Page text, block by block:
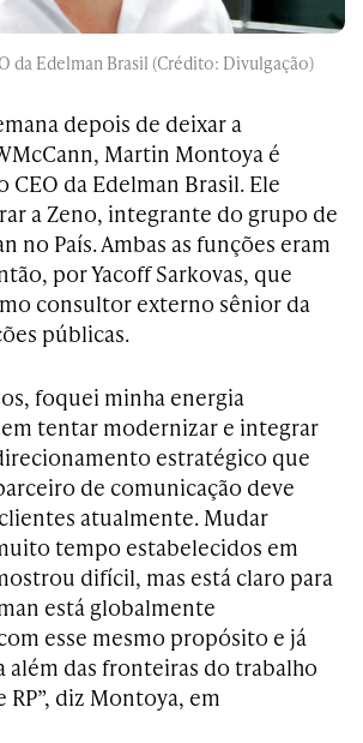
da Edelman Brasil (Crédito: Divulgação)
depois de deixar a
Martin Montoya é
CEO da Edelman Brasil. Ele
a Zeno, integrante do grupo de
no País. Ambas as funções eram
por Yacoff Sarkovas, que
consultor externo sênior da
públicas.
foquei minha energia
tentar modernizar e integrar
estratégico que
de comunicação deve
atualmente. Mudar
tempo estabelecidos em
difícil, mas está claro para
está globalmente
esse mesmo propósito e já
além das fronteiras do trabalho
diz Montoya, em